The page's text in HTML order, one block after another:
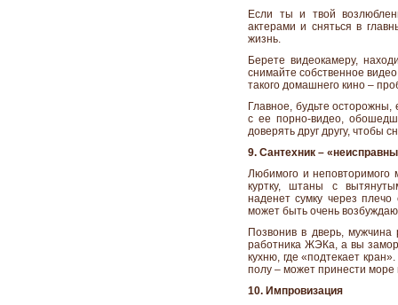
Если ты и твой
актерами и сняться в
жизнь.
Берете видеокамеру,
снимайте собственное
такого домашнего кино –
Главное, будьте
с ее порно-видео,
доверять друг другу, чтобы
9. Сантехник –
Любимого и неповторимого
куртку, штаны с
наденет сумку через
может быть очень
Позвонив в дверь, мужчина
работника ЖЭКа, а вы
кухню, где «подтекает
полу – может принести море
10. Импровизация